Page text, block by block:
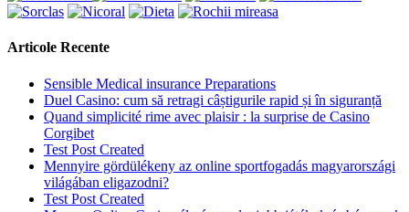
Articole Recente
Sensible Medical insurance Preparations
Duel Casino: cum să retragi câștigurile rapid și în siguranță
Quand simplicité rime avec plaisir : la surprise de Casino
Corgibet
Test Post Created
Mennyire gördülékeny az online sportfogadás magyarországi
világában eligazodni?
Test Post Created